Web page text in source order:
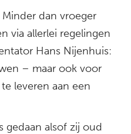
Minder dan vroeger
via allerlei regelingen
Hans Nijenhuis:
– maar ook voor
leveren aan een
gedaan alsof zij oud